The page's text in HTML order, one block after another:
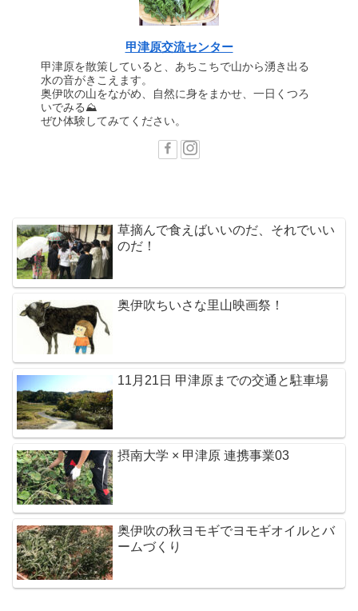
甲津原交流センター
甲津原を散策していると、あちこちで山から湧き出る
水の音がきこえます。
奥伊吹の山をながめ、自然に身をまかせ、一日くつろ
いでみる⛰
ぜひ体験してみてください。
草摘んで食えばいいのだ、それでいい
のだ！
奥伊吹ちいさな里山映画祭！
11月21日 甲津原までの交通と駐車場
摂南大学 × 甲津原 連携事業03
奥伊吹の秋ヨモギでヨモギオイルとバ
ームづくり